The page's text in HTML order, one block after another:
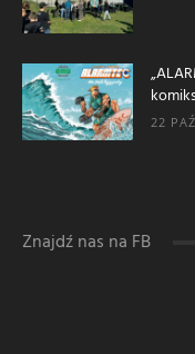
22
Znajdź nas na FB